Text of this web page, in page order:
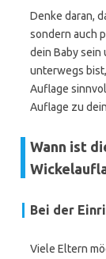
Denke daran,
sondern auch
dein Baby sein
unterwegs
Auflage
Auflage zu
Wann ist
Bei der
Viele Eltern